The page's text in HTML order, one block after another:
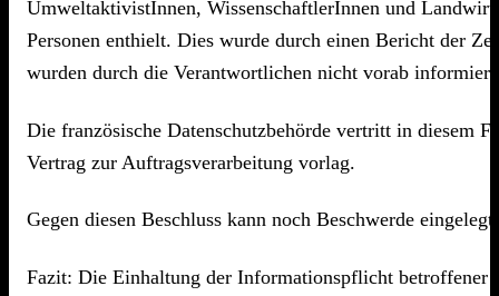
UmweltaktivistInnen, WissenschaftlerInnen und
Personen enthielt. Dies wurde durch einen Bericht der
wurden durch die Verantwortlichen nicht vorab
Die französische Datenschutzbehörde vertritt in diesem
Vertrag zur Auftragsverarbeitung vorlag.
Gegen diesen Beschluss kann noch Beschwerde
Fazit: Die Einhaltung der Informationspflicht betroffener